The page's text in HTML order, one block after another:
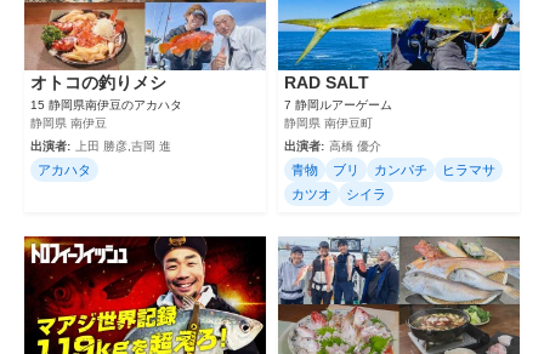
オトコの釣りメシ
15 静岡県南伊豆のアカハタ
静岡県 南伊豆
出演者:
上田 勝彦,吉岡 進
アカハタ
RAD SALT
7 静岡ルアーゲーム
静岡県 南伊豆町
出演者: 高橋 優介
青物 ブリ カンパチ
ヒラマサ
カツオ
シイラ